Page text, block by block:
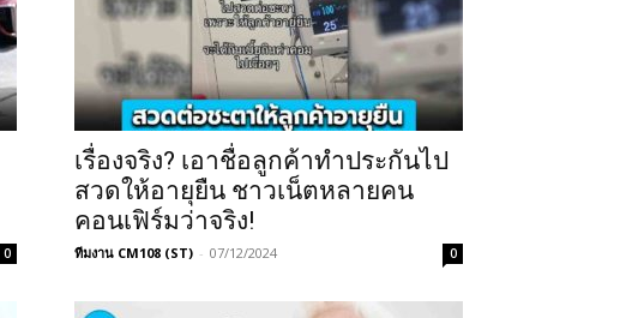
0
เรื่องจริง? เอาชื่อลูกค้าทำประกันไป
สวดให้อายุยืน ชาวเน็ตหลายคน
คอนเฟิร์มว่าจริง!
ทีมงาน CM108 (ST) - 07/12/2024 0